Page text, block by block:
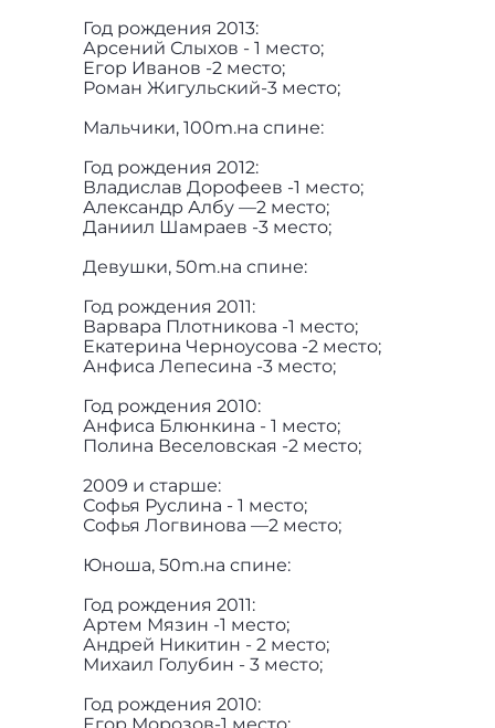
Год рождения 2013:
Арсений Слыхов - 1 место;
Егор Иванов -2 место;
Роман Жигульский-3 место;
Мальчики, 100m.на спине:
Год рождения 2012:
Владислав Дорофеев -1 место;
Александр Албу —2 место;
Даниил Шамраев -3 место;
Девушки, 50m.на спине:
Год рождения 2011:
Варвара Плотникова -1 место;
Екатерина Черноусова -2 место;
Анфиса Лепесина -3 место;
Год рождения 2010:
Анфиса Блюнкина - 1 место;
Полина Веселовская -2 место;
2009 и старше:
Софья Руслина - 1 место;
Софья Логвинова —2 место;
Юноша, 50m.на спине:
Год рождения 2011:
Артем Мязин -1 место;
Андрей Никитин - 2 место;
Михаил Голубин - 3 место;
Год рождения 2010: